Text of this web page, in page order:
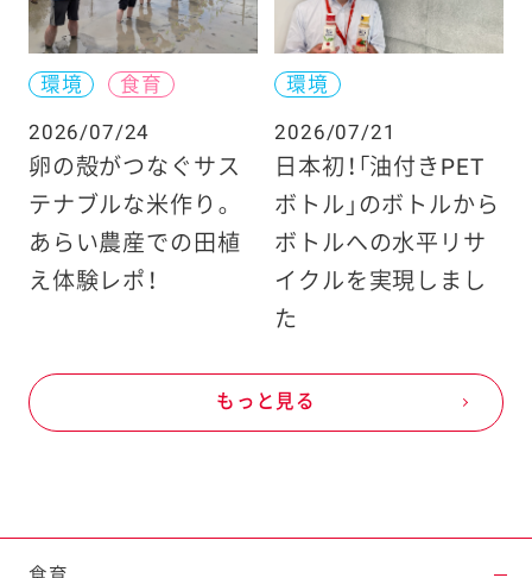
環境
食育
2026/07/24
卵の殻がつなぐサス
テナブルな米作り。
あらい農産での田植
え体験レポ！
環境
2026/07/21
日本初！「油付きPET
ボトル」のボトルから
ボトルへの水平リサ
イクルを実現しまし
た
もっと見る